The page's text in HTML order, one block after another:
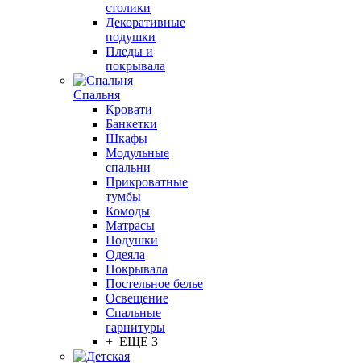
столики
Декоративные
подушки
Пледы и
покрывала
Спальня
Кровати
Банкетки
Шкафы
Модульные
спальни
Прикроватные
тумбы
Комоды
Матрасы
Подушки
Одеяла
Покрывала
Постельное белье
Освещение
Спальные
гарнитуры
+ ЕЩЕ 3